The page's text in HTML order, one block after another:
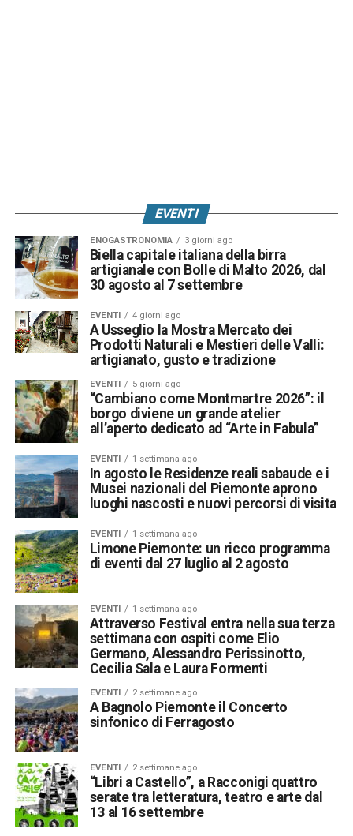
EVENTI
ENOGASTRONOMIA 3 giorni ago
Biella capitale italiana della birra
artigianale con Bolle di Malto 2026, dal
30 agosto al 7 settembre
EVENTI 4 giorni ago
A Usseglio la Mostra Mercato dei
Prodotti Naturali e Mestieri delle Valli:
artigianato, gusto e tradizione
EVENTI 5 giorni ago
“Cambiano come Montmartre 2026”: il
borgo diviene un grande atelier
all’aperto dedicato ad “Arte in Fabula”
EVENTI 1 settimana ago
In agosto le Residenze reali sabaude e i
Musei nazionali del Piemonte aprono
luoghi nascosti e nuovi percorsi di visita
EVENTI 1 settimana ago
Limone Piemonte: un ricco programma
di eventi dal 27 luglio al 2 agosto
EVENTI 1 settimana ago
Attraverso Festival entra nella sua terza
settimana con ospiti come Elio
Germano, Alessandro Perissinotto,
Cecilia Sala e Laura Formenti
EVENTI 2 settimane ago
A Bagnolo Piemonte il Concerto
sinfonico di Ferragosto
EVENTI 2 settimane ago
“Libri a Castello”, a Racconigi quattro
serate tra letteratura, teatro e arte dal
13 al 16 settembre